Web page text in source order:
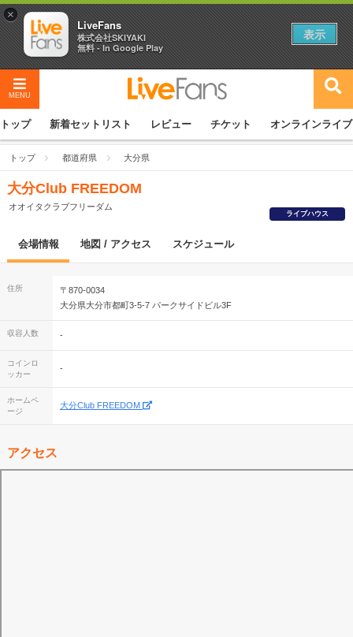
MENU
トップ 新着セットリスト レビュー チケット オンラインライブ
トップ 都道府県 大分県
大分Club FREEDOM
オオイタクラブフリーダム
ライブハウス
会場情報 地図 / アクセス スケジュール
住所
〒870-0034
大分県大分市都町3-5-7 パークサイドビル3F
収容人数 -
コインロ
ッカー
-
ホームペ
ージ
大分Club FREEDOM
アクセス
×
LiveFans
株式会社SKIYAKI
無料 - In Google Play
表示